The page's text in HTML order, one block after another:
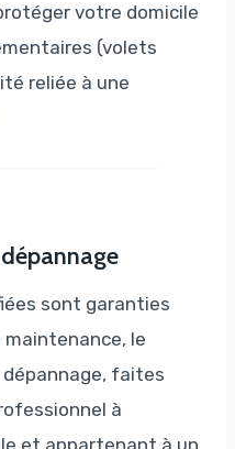
votre domicile
(volets
reliée à une
sont garanties
le
faites
à